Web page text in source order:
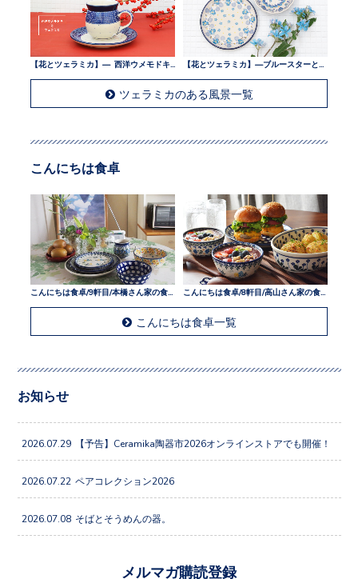
ツェラミカのある風景一覧
こんにちは食卓
こんにちは食卓/9軒目/本橋さん家の食卓
こんにちは食卓一覧
お知らせ
2026.07.29 【予告】Ceramika陶器市2026オンラインストアでも開催！
2026.07.22 ペアコレクション2026
2026.07.08 そばとそうめんの器。
メルマガ購読登録